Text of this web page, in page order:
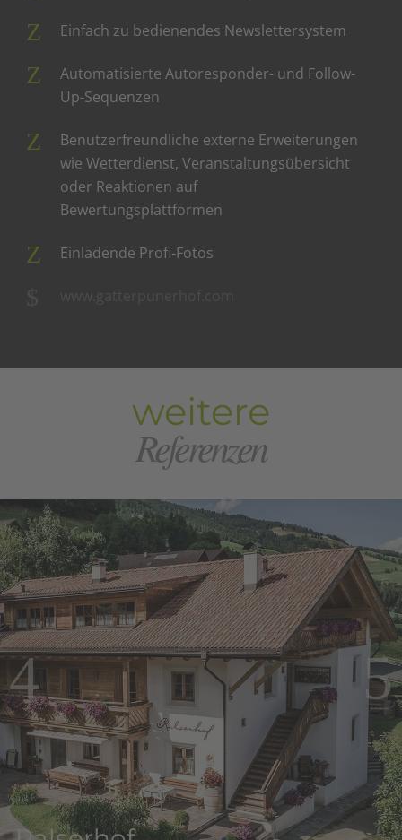
Einfach zu bedienendes Newslettersystem
Automatisierte Autoresponder- und Follow-
Up-Sequenzen
Benutzerfreundliche externe Erweiterungen
wie Wetterdienst, Veranstaltungsübersicht
oder Reaktionen auf
Bewertungsplattformen
Einladende Profi-Fotos
weitere
Referenzen